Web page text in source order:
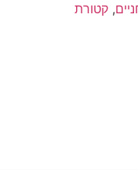
, קטורת